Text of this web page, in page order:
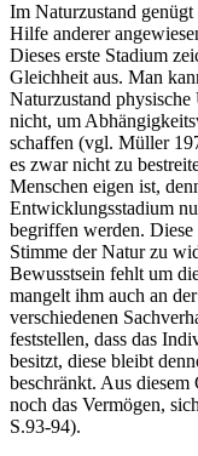
Im Naturzustand
Hilfe anderer
Dieses erste Stadium
Gleichheit aus. Man
Naturzustand
nicht, um
schaffen (vgl. Müller
es zwar nicht zu
Menschen eigen ist,
Entwicklungsstadium
begriffen werden.
Stimme der Natur zu
Bewusstsein fehlt um
mangelt ihm auch an
verschiedenen
feststellen, dass das
besitzt, diese bleibt
beschränkt. Aus diesem
noch das Vermögen,
S.93-94).